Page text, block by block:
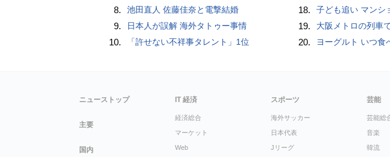
8. 池田直人 佐藤佳奈と電撃結婚
9. 日本人が誤解 海外タトゥー事情
10. 「許せない不祥事タレント」1位
18. 子ども追い マンシ
19. 大阪メトロの列車
20. ヨーグルト いつ食
ニューストップ
主要
国内
IT 経済
経済総合
マーケット
Web
スポーツ
海外サッカー
日本代表
Jリーグ
芸能
芸能総
音楽
韓流